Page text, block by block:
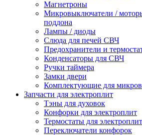
Магнетроны
Микровыключатели /
поддона
Лампы / диоды
Слюда для печей СВЧ
Предохранители и
Конденсаторы для СВЧ
Ручки таймера
Замки двери
Комплектующие для
Запчасти для электроплит
Тэны для духовок
Конфорки для электроплит
Термостаты для электроплит
Переключатели конфорок